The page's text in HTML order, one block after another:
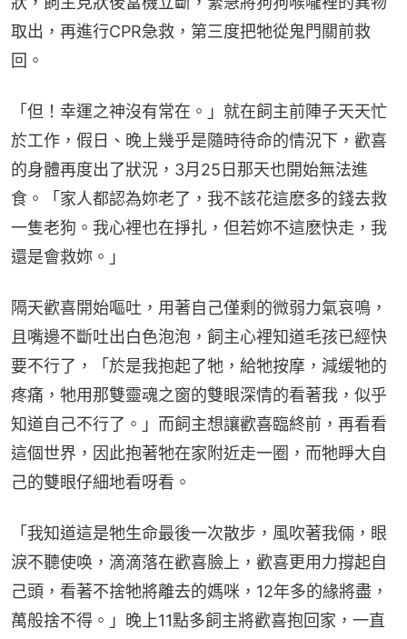
取出，再進行CPR急救，第三度把牠從鬼門關前救
回。
「但！幸運之神沒有常在。」就在飼主前陣子天天忙
於工作，假日、晚上幾乎是隨時待命的情況下，歡喜
的身體再度出了狀況，3月25日那天也開始無法進
食。「家人都認為妳老了，我不該花這麽多的錢去救
一隻老狗。我心裡也在掙扎，但若妳不這麽快走，我
還是會救妳。」
隔天歡喜開始嘔吐，用著自己僅剩的微弱力氣哀鳴，
且嘴邊不斷吐出白色泡泡，飼主心裡知道毛孩已經快
要不行了，「於是我抱起了牠，給牠按摩，減缓牠的
疼痛，牠用那雙靈魂之窗的雙眼深情的看著我，似乎
知道自己不行了。」而飼主想讓歡喜臨終前，再看看
這個世界，因此抱著牠在家附近走一圈，而牠睜大自
己的雙眼仔細地看呀看。
「我知道這是牠生命最後一次散步，風吹著我倆，眼
淚不聽使唤，滴滴落在歡喜臉上，歡喜更用力撐起自
己頭，看著不捨牠將離去的媽咪，12年多的緣將盡，
萬般捨不得。」晚上11點多飼主將歡喜抱回家，一直